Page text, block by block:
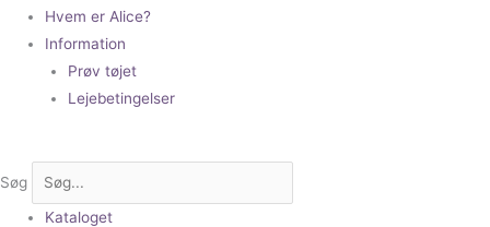
Hvem er Alice?
Information
Prøv tøjet
Lejebetingelser
Søg
Kataloget